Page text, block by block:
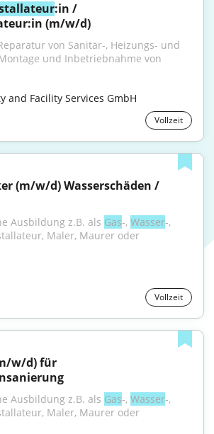
:in /
(m/w/d)
von Sanitär-, Heizungs- und
and Facility Services GmbH
Vollzeit
(m/w/d) Wasserschäden /
Ausbildung z.B. als Gas-, Wasser-,
Maler, Maurer oder
Vollzeit
w/d) für
Ausbildung z.B. als Gas-, Wasser-,
Maler, Maurer oder